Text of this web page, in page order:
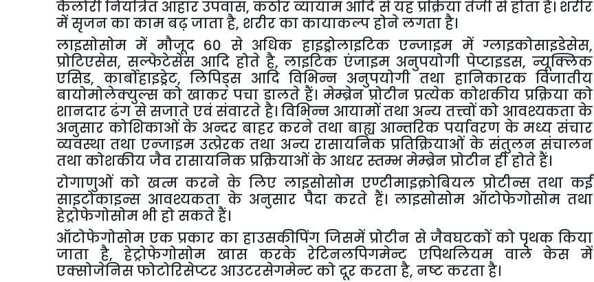
कैलोरीनियंत्रित आहारउपवास,कठोरव्यायाम आदि सेयहप्रक्रियातेजीसेहोताहै। शरीर
मेंसृजनकाकामबढ़जाताहै, शरीरकाकायाकल्पहोनेलगताहै।
लाइसोसोम में मौजूद60 से अधिक हाइड्रोलाइटिक एन्जाइम में ग्लाइकोसाइडेसेस,
प्रोटिएसेस, सल्फेटेसेस आदि होते है,लाइटिक एंजाइम अनुपयोगी पेप्टाइडस,न्यूक्लिक
एसिड, कार्बोहाइड्रेट, लिपिड्स आदि विभिन्न अनुपयोगी तथा हानिकारक विजातीय
बायोमोलेक्युल्स को खाकर पचा डालते हैं। मेम्ब्रेन प्रोटीन प्रत्येक कोशकीय प्रक्रिया को
शानदारढंग सेसजाते एवंसंवारते है। विभिन्न आयामोंतथा अन्य तत्त्वोंको आवश्यकताके
अनुसार कोशिकाओं के अन्दर बाहर करने तथा बाह्य आन्तरिक पर्यावरण के मध्य संचार
व्यवस्था तथा एन्जाइम उत्प्रेरक तथा अन्य रासायनिक प्रतिक्रियाओं के संतुलन संचालन
तथाकोशकीयजैवरासायनिकप्रक्रियाओंके आधरस्तम्भमेम्ब्रेनप्रोटीनहीहोतेहैं।
रोगाणुओं को खत्म करने के लिए लाइसोसोम एण्टीमाइक्रोबियल प्रोटीन्स तथा कई
साइटोकाइन्स आवश्यकता के अनुसार पैदा करते हैं। लाइसोसोम ऑटोफेगोसोम तथा
हेट्रोफेगोसोम भीहोसकतेहैं।
ऑटोफेगोसोम एक प्रकार का हाउसकीपिंग जिसमें प्रोटीन से जैवघटकों को पृथक किया
जाता
है,हेट्रोफेगोसोम खास करके रेटिनलपिगमेन्ट एपिथलियम वाले केस
में
एक्सोजेनिसफोटोरिसेप्टर आउटरसेगमेन्टकोदूरकरताहै, नष्टकरताहै।